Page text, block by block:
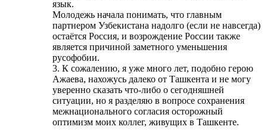
язык.
Молодежь начала понимать, что главным
партнером Узбекистана надолго (если не навсегда)
остаётся Россия, и возрождение России также
является причиной заметного уменьшения
русофобии.
3. К сожалению, я уже много лет, подобно герою
Ажаева, нахожусь далеко от Ташкента и не могу
уверенно сказать что-либо о сегодняшней
ситуации, но я разделяю в вопросе сохранения
межнационального согласия осторожный
оптимизм моих коллег, живущих в Ташкенте.